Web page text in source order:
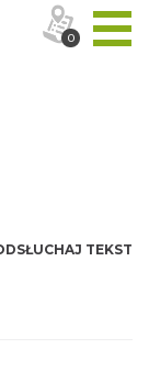
TEKST
0